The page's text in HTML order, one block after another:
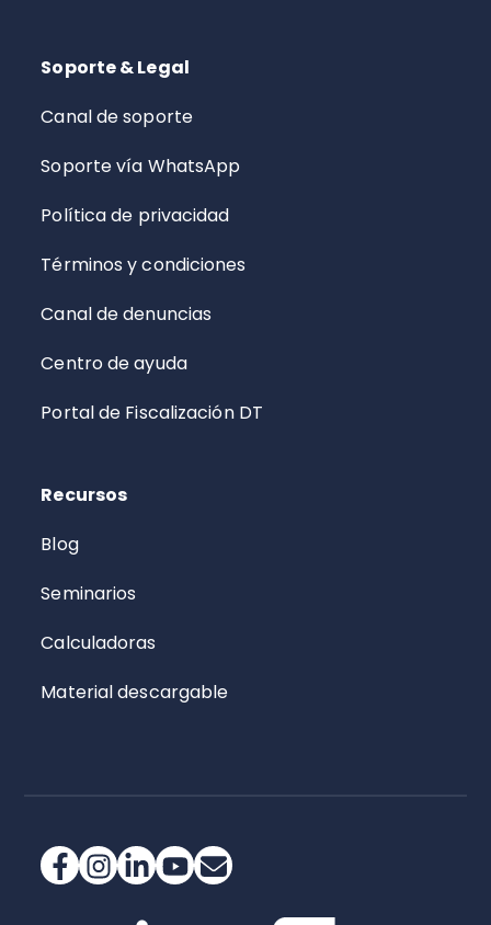
Soporte & Legal
Canal de soporte
Soporte vía WhatsApp
Política de privacidad
Términos y condiciones
Canal de denuncias
Centro de ayuda
Portal de Fiscalización DT
Recursos
Blog
Seminarios
Calculadoras
Material descargable